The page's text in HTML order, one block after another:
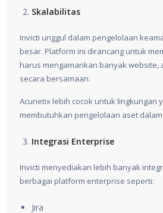
Skalabilitas
Invicti unggul dalam pengelolaan
besar. Platform ini dirancang untuk
harus mengamankan banyak website,
secara bersamaan.
Acunetix lebih cocok untuk lingkungan
membutuhkan pengelolaan aset
Integrasi Enterprise
Invicti menyediakan lebih banyak
berbagai platform enterprise seperti:
Jira